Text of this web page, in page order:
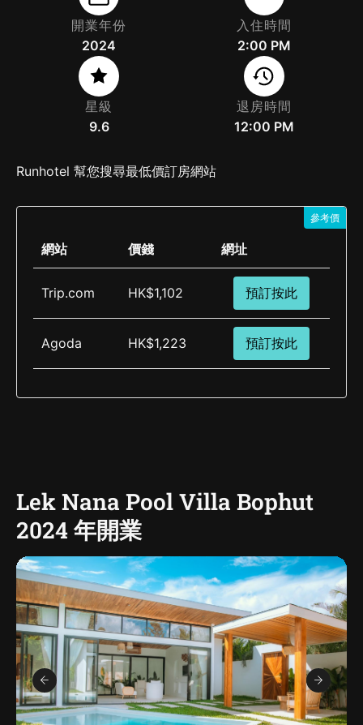
開業年份
2024
星級
9.6
入住時間
2:00 PM
退房時間
12:00 PM
Runhotel 幫您搜尋最低價訂房網站
參考價
網站 價錢 網址
Trip.com HK$1,102 預訂按此
Agoda HK$1,223 預訂按此
Lek Nana Pool Villa Bophut
2024 年開業